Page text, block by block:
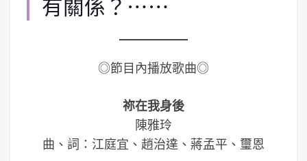
有關係？⋯⋯
◎節目內播放歌曲◎
祢在我身後
陳雅玲
曲、詞：江庭宜、趙治達、蔣孟平、璽恩